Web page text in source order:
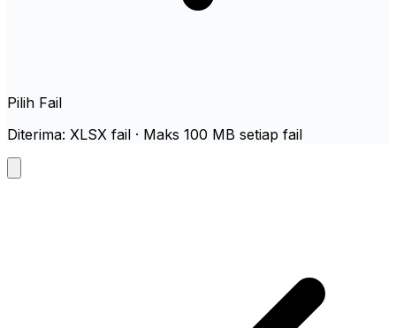
Pilih Fail
Diterima: XLSX fail · Maks 100 MB setiap fail